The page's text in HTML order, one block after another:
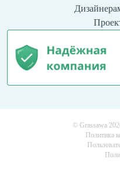
© Grassawa
Политика